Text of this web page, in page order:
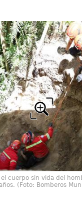
cuerpo sin vida del
(Foto: Bomberos